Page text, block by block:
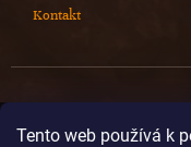
Tento web používá k
Kontakt